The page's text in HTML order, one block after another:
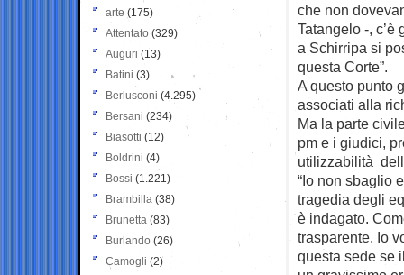
che non
Tatangelo -,
a Schirripa si
questa Corte”.
A questo punto
associati alla
Ma la parte
pm e i giudici,
utilizzabilità
“Io non sbaglio
tragedia degli
è indagato.
trasparente. Io
questa sede se
arte (175)
Attentato (329)
Auguri (13)
Batini (3)
Berlusconi (4.295)
Bersani (234)
Biasotti (12)
Boldrini (4)
Bossi (1.221)
Brambilla (38)
Brunetta (83)
Burlando (26)
Camogli (2)